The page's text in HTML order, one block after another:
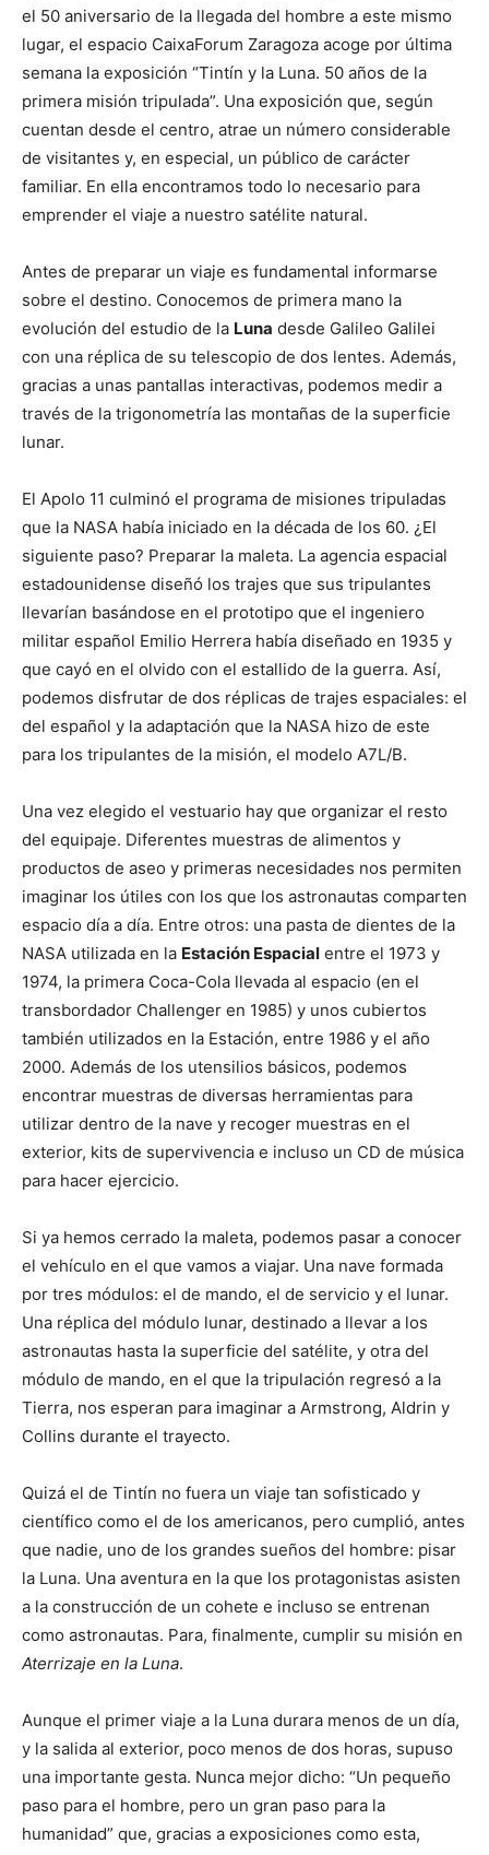
el 50 aniversario de la llegada del hombre a este mismo
lugar, el espacio CaixaForum Zaragoza acoge por última
semana la exposición “Tintín y la Luna. 50 años de la
primera misión tripulada”. Una exposición que, según
cuentan desde el centro, atrae un número considerable
de visitantes y, en especial, un público de carácter
familiar. En ella encontramos todo lo necesario para
emprender el viaje a nuestro satélite natural.
Antes de preparar un viaje es fundamental informarse
sobre el destino. Conocemos de primera mano la
evolución del estudio de la Luna desde Galileo Galilei
con una réplica de su telescopio de dos lentes. Además,
gracias a unas pantallas interactivas, podemos medir a
través de la trigonometría las montañas de la superficie
lunar.
El Apolo 11 culminó el programa de misiones tripuladas
que la NASA había iniciado en la década de los 60. ¿El
siguiente paso? Preparar la maleta. La agencia espacial
estadounidense diseñó los trajes que sus tripulantes
llevarían basándose en el prototipo que el ingeniero
militar español Emilio Herrera había diseñado en 1935 y
que cayó en el olvido con el estallido de la guerra. Así,
podemos disfrutar de dos réplicas de trajes espaciales: el
del español y la adaptación que la NASA hizo de este
para los tripulantes de la misión, el modelo A7L/B.
Una vez elegido el vestuario hay que organizar el resto
del equipaje. Diferentes muestras de alimentos y
productos de aseo y primeras necesidades nos permiten
imaginar los útiles con los que los astronautas comparten
espacio día a día. Entre otros: una pasta de dientes de la
NASA utilizada en la Estación Espacial entre el 1973 y
1974, la primera Coca-Cola llevada al espacio (en el
transbordador Challenger en 1985) y unos cubiertos
también utilizados en la Estación, entre 1986 y el año
2000. Además de los utensilios básicos, podemos
encontrar muestras de diversas herramientas para
utilizar dentro de la nave y recoger muestras en el
exterior, kits de supervivencia e incluso un CD de música
para hacer ejercicio.
Si ya hemos cerrado la maleta, podemos pasar a conocer
el vehículo en el que vamos a viajar. Una nave formada
por tres módulos: el de mando, el de servicio y el lunar.
Una réplica del módulo lunar, destinado a llevar a los
astronautas hasta la superficie del satélite, y otra del
módulo de mando, en el que la tripulación regresó a la
Tierra, nos esperan para imaginar a Armstrong, Aldrin y
Collins durante el trayecto.
Quizá el de Tintín no fuera un viaje tan sofisticado y
científico como el de los americanos, pero cumplió, antes
que nadie, uno de los grandes sueños del hombre: pisar
la Luna. Una aventura en la que los protagonistas asisten
a la construcción de un cohete e incluso se entrenan
como astronautas. Para, finalmente, cumplir su misión en
Aterrizaje en la Luna.
Aunque el primer viaje a la Luna durara menos de un día,
y la salida al exterior, poco menos de dos horas, supuso
una importante gesta. Nunca mejor dicho: “Un pequeño
paso para el hombre, pero un gran paso para la
humanidad” que, gracias a exposiciones como esta,